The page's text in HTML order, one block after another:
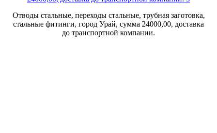
Отводы стальные, переходы стальные, трубная заготовка,
стальные фитинги, город Урай, сумма 24000,00, доставка
до транспортной компании.